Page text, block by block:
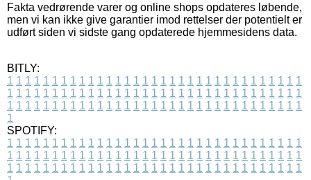
Fakta vedrørende varer og online shops opdateres løbende,
men vi kan ikke give garantier imod rettelser der potentielt er
udført siden vi sidste gang opdaterede hjemmesidens data.
BITLY:
1 1 1 1 1 1 1 1 1 1 1 1 1 1 1 1 1 1 1 1 1 1 1 1 1 1 1 1 1 1 1 1 1
1 1 1 1 1 1 1 1 1 1 1 1 1 1 1 1 1 1 1 1 1 1 1 1 1 1 1 1 1 1 1 1 1
1 1 1 1 1 1 1 1 1 1 1 1 1 1 1 1 1 1 1 1 1 1 1 1 1 1 1 1 1 1 1 1 1
1
SPOTIFY:
1 1 1 1 1 1 1 1 1 1 1 1 1 1 1 1 1 1 1 1 1 1 1 1 1 1 1 1 1 1 1 1 1
1 1 1 1 1 1 1 1 1 1 1 1 1 1 1 1 1 1 1 1 1 1 1 1 1 1 1 1 1 1 1 1 1
1 1 1 1 1 1 1 1 1 1 1 1 1 1 1 1 1 1 1 1 1 1 1 1 1 1 1 1 1 1 1 1 1